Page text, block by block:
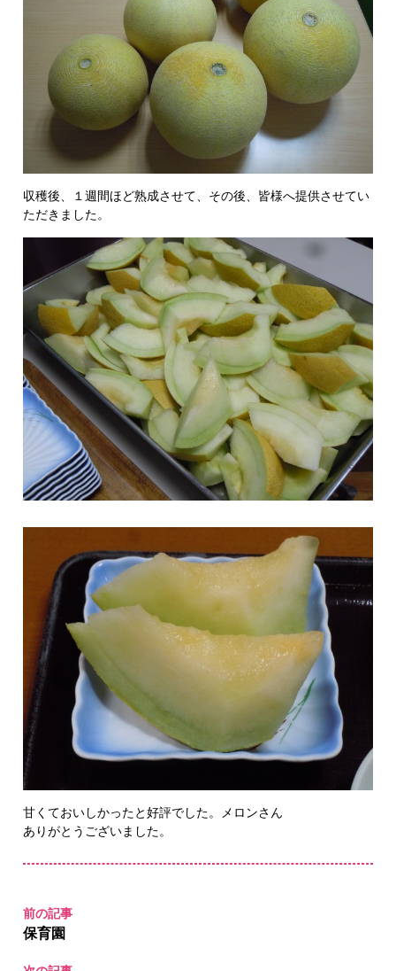
収穫後、１週間ほど熟成させて、その後、皆様へ提供させてい
ただきました。
甘くておいしかったと好評でした。メロンさん
ありがとうございました。
前の記事
保育園